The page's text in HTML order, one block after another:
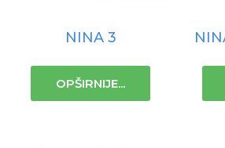
NINA 3
OPŠIRNIJE...